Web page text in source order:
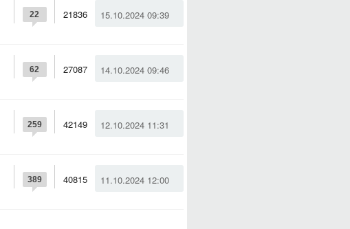
15.10.2024 09:39
21836
22
14.10.2024 09:46
27087
62
12.10.2024 11:31
42149
259
11.10.2024 12:00
40815
389